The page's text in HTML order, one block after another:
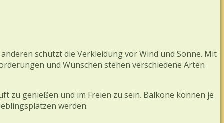
schützt die Verkleidung vor Wind und Sonne. Mit
und Wünschen stehen verschiedene Arten
zu genießen und im Freien zu sein. Balkone können je
werden.